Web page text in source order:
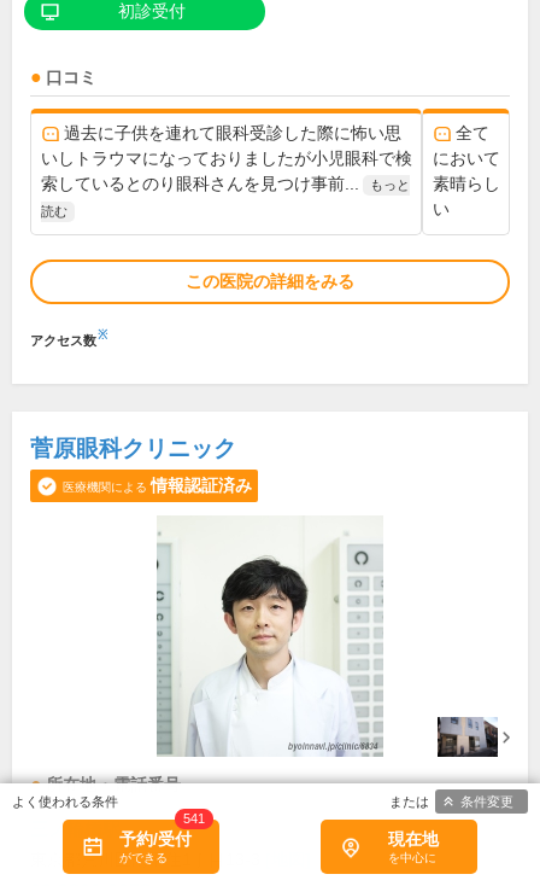
初診受付
口コミ
過去に子供を連れて眼科受診した際に怖い思
いしトラウマになっておりましたが小児眼科で検
索しているとのり眼科さんを見つけ事前...
もっと
読む
全て
において
素晴らし
い
この医院の詳細をみる
アクセス数※
菅原眼科クリニック
医療機関による 情報認証済み
所在地・電話番号
三ノ輪橋駅
東京都荒川区南千住1丁目13-3
予約/受付
541
現在地
条件変更